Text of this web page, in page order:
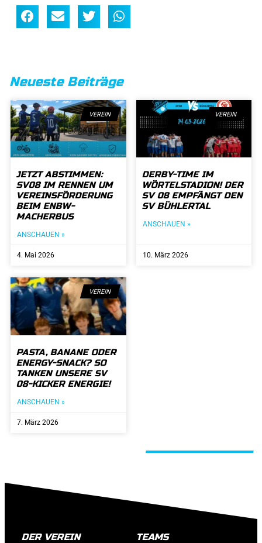
Neueste Beiträge
VEREIN
JETZT ABSTIMMEN:
SV08 IM RENNEN UM
VEREINSFÖRDERUNG
BEIM ENBW-
MACHERBUS
ANSCHAUEN »
4. Mai 2026
VEREIN
DERBY-TIME IM
WÖRTELSTADION! DER
SV 08 EMPFÄNGT DEN
SV BÜHLERTAL
ANSCHAUEN »
10. März 2026
VEREIN
PASTA, BANANE ODER
ENERGY-SNACK? SO
TANKEN UNSERE SV
08-KICKER ENERGIE!
ANSCHAUEN »
7. März 2026
DER VEREIN TEAMS